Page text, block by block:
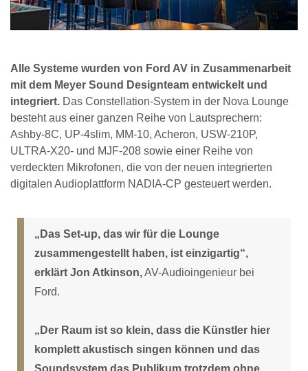
Alle Systeme wurden von Ford AV in Zusammenarbeit
mit dem Meyer Sound Designteam entwickelt und
integriert. Das Constellation-System in der Nova Lounge
besteht aus einer ganzen Reihe von Lautsprechern:
Ashby-8C, UP-4slim, MM-10, Acheron, USW-210P,
ULTRA-X20- und MJF-208 sowie einer Reihe von
verdeckten Mikrofonen, die von der neuen integrierten
digitalen Audioplattform NADIA-CP gesteuert werden.
„Das Set-up, das wir für die Lounge
zusammengestellt haben, ist einzigartig“,
erklärt Jon Atkinson,AV-Audioingenieur bei
Ford.
„Der Raum ist so klein, dass die Künstler hier
komplett akustisch singen können und das
Soundsystem das Publikum trotzdem ohne